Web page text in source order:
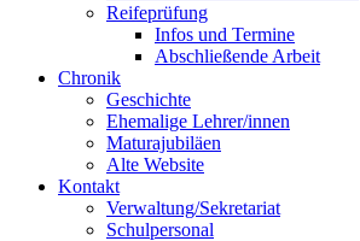
Reifeprüfung
Infos und Termine
Abschließende Arbeit
Chronik
Geschichte
Ehemalige Lehrer/innen
Maturajubiläen
Alte Website
Kontakt
Verwaltung/Sekretariat
Schulpersonal